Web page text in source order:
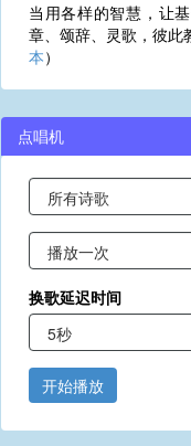
当用各样的智慧，让
章、颂辞、灵歌，彼此
本）
点唱机
换歌延迟时间
开始播放